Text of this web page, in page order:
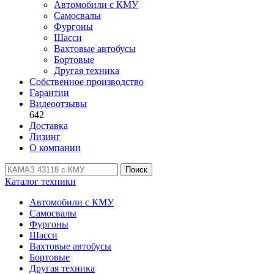
Автомобили с КМУ
Самосвалы
Фургоны
Шасси
Вахтовые автобусы
Бортовые
Другая техника
Собственное производство
Гарантии
Видеоотзывы
642
Доставка
Лизинг
О компании
Поиск
Каталог техники
Автомобили с КМУ
Самосвалы
Фургоны
Шасси
Вахтовые автобусы
Бортовые
Другая техника